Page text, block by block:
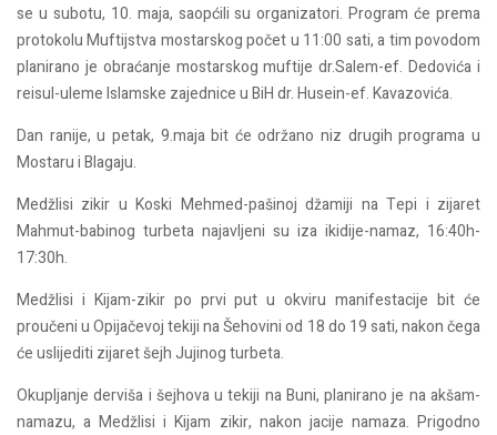
se u subotu, 10. maja, saopćili su organizatori. Program će prema
protokolu Muftijstva mostarskog počet u 11:00 sati, a tim povodom
planirano je obraćanje mostarskog muftije dr.Salem-ef. Dedovića i
reisul-uleme Islamske zajednice u BiH dr. Husein-ef. Kavazovića.
Dan ranije, u petak, 9.maja bit će održano niz drugih programa u
Mostaru i Blagaju.
Medžlisi zikir u Koski Mehmed-pašinoj džamiji na Tepi i zijaret
Mahmut-babinog turbeta najavljeni su iza ikidije-namaz, 16:40h-
17:30h.
Medžlisi i Kijam-zikir po prvi put u okviru manifestacije bit će
proučeni u Opijačevoj tekiji na Šehovini od 18 do 19 sati, nakon čega
će uslijediti zijaret šejh Jujinog turbeta.
Okupljanje derviša i šejhova u tekiji na Buni, planirano je na akšam-
namazu, a Medžlisi i Kijam zikir, nakon jacije namaza. Prigodno